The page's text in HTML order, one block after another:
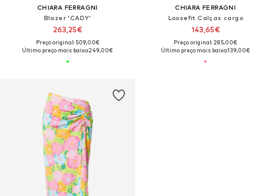
CHIARA FERRAGNI
Blazer 'CADY'
263,25€
Preço original: 509,00€
Último preço mais baixo:249,00€
CHIARA FERRAGNI
Loosefit Calças cargo
143,65€
Preço original: 285,00€
Último preço mais baixo:139,00€